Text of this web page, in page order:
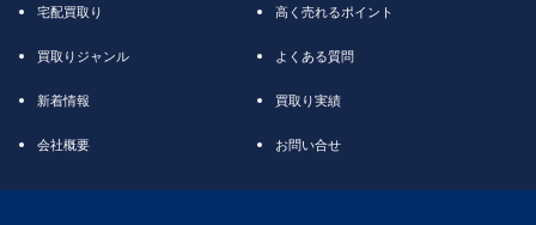
宅配買取り 高く売れるポイント
買取りジャンル よくある質問
新着情報 買取り実績
会社概要 お問い合せ